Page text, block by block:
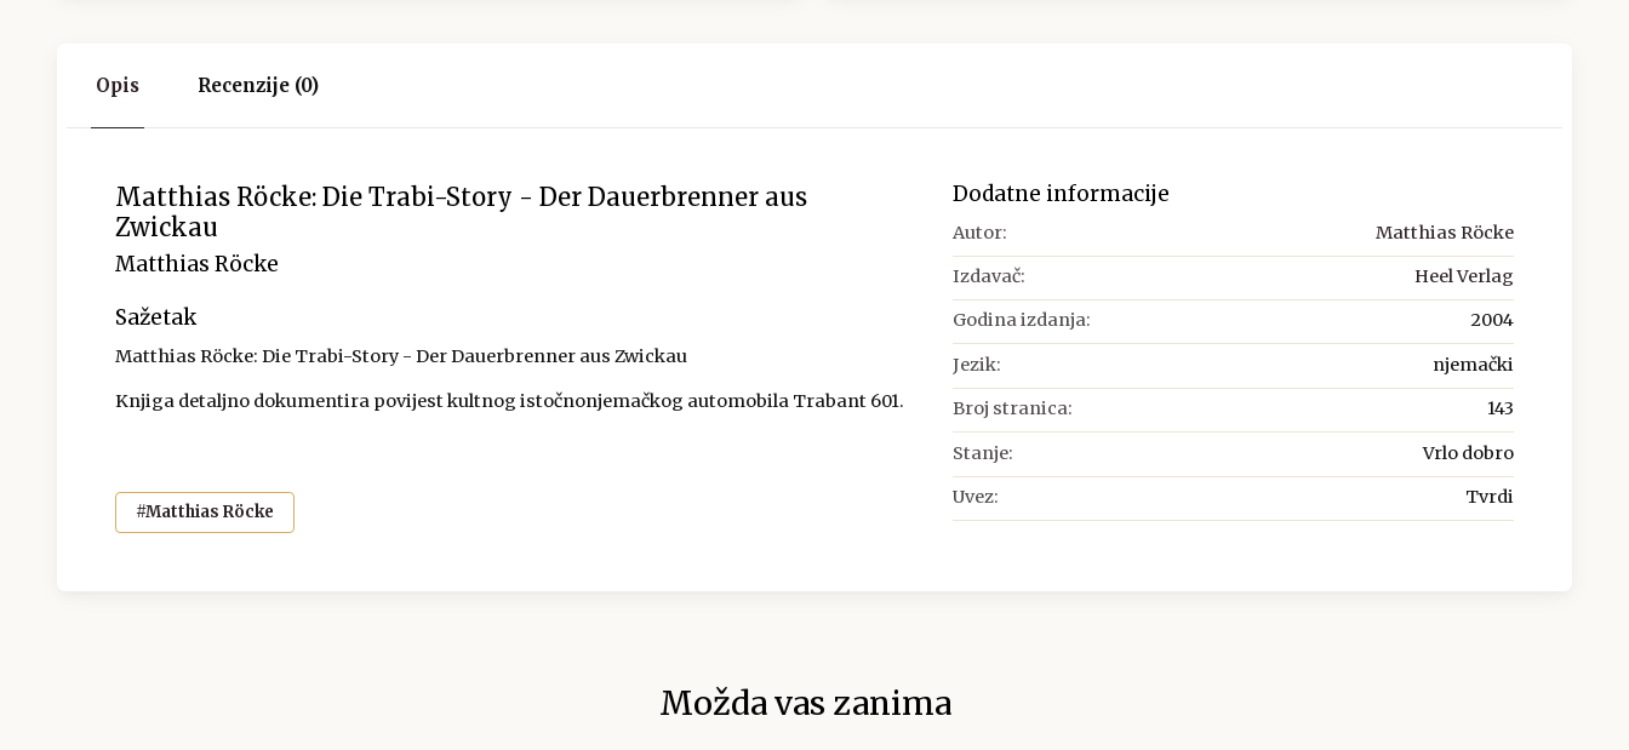
Opis Recenzije (0)
Matthias Röcke: Die Trabi-Story - Der Dauerbrenner aus
Zwickau
Matthias Röcke
Sažetak
Matthias Röcke: Die Trabi-Story - Der Dauerbrenner aus Zwickau
Knjiga detaljno dokumentira povijest kultnog istočnonjemačkog automobila Trabant 601.
#Matthias Röcke
Dodatne informacije
Autor: Matthias Röcke
Izdavač: Heel Verlag
Godina izdanja: 2004
Jezik: njemački
Broj stranica: 143
Stanje: Vrlo dobro
Uvez: Tvrdi
Možda vas zanima